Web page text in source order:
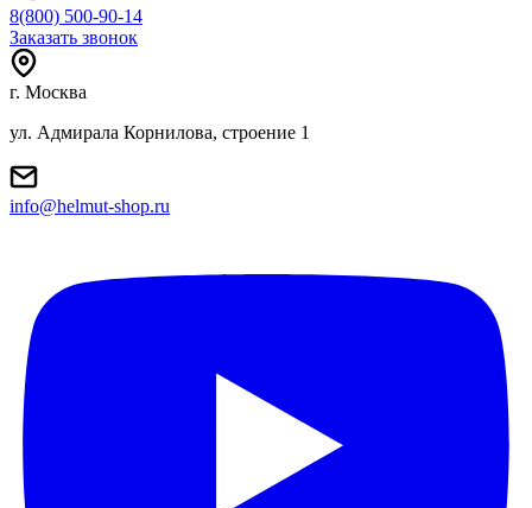
8(800) 500-90-14
Заказать звонок
г. Москва
ул. Адмирала Корнилова, строение 1
info@helmut-shop.ru